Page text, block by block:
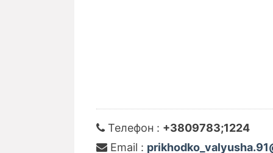
Телефон : +3809783;1224
Email :